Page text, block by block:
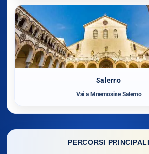
Salerno
Vai a Mnemosine Salerno
PERCORSI PRINCIPALI